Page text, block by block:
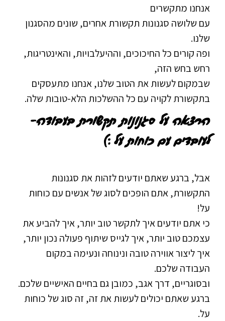
אנחנו מתקשרים
עם שלושה סגנונות תקשורת אחרים, שונים מהסגנון
שלנו.
ופה קורים כל החיכוכים, וההיעלבויות, והאינטריגות,
רחש בחש הזה,
שבמקום לעשות את הטוב שלנו, אנחנו מתעסקים
בתקשורת לקויה עם כל ההשלכות הלא-טובות שלה.
הרצאה על סגנונות תקשורת בעבודה-
לעובדים עם כוחות על :)
אבל, ברגע שאתם יודעים לזהות את סגנונות
התקשורת, אתם הופכים לסוג של אנשים עם כוחות
על!
כי אתם יודעים איך לתקשר טוב יותר, איך להביע את
עצמכם טוב יותר, איך לגייס שיתוף פעולה נכון יותר,
איך ליצור אווירה טובה ונינוחה ונעימה במקום
העבודה שלכם.
ובסוגריים, דרך אגב, כמובן גם בחיים האישיים שלכם.
ברגע שאתם יכולים לעשות את זה, זה סוג של כוחות
על.